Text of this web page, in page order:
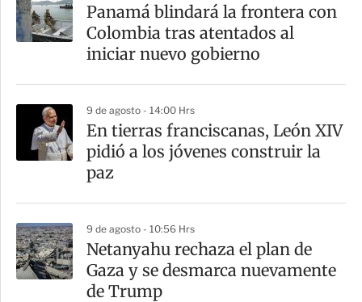
Panamá blindará la frontera con
Colombia tras atentados al
iniciar nuevo gobierno
9 de agosto - 14:00 Hrs
En tierras franciscanas, León XIV
pidió a los jóvenes construir la
paz
9 de agosto - 10:56 Hrs
Netanyahu rechaza el plan de
Gaza y se desmarca nuevamente
de Trump